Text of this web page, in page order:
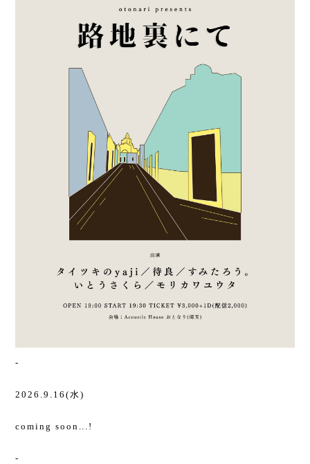
-
2026.9.16(水)
coming soon...!
-